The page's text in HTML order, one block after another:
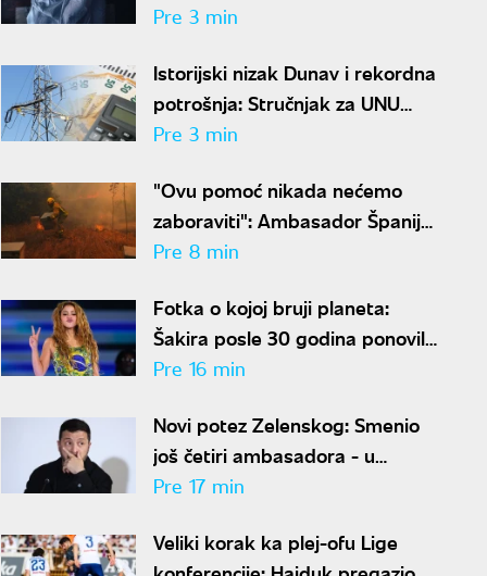
kreveta radite ovo, organizam
Pre 3 min
Istorijski nizak Dunav i rekordna
potrošnja: Stručnjak za UNU
otkriva kako uštedeti struju
Pre 3 min
"Ovu pomoć nikada nećemo
zaboraviti": Ambasador Španije
zahvalio Srbiji na borbi protiv
Pre 8 min
Fotka o kojoj bruji planeta:
Šakira posle 30 godina ponovila
istu pozu, ljudi u čudu - "Kako je
Pre 16 min
Novi potez Zelenskog: Smenio
još četiri ambasadora - u
Hrvatskoj, Albaniji, Crnoj Gori i
Pre 17 min
Veliki korak ka plej-ofu Lige